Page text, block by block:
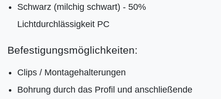
Schwarz (milchig schwart) - 50%
Lichtdurchlässigkeit PC
Befestigungsmöglichkeiten:
Clips / Montagehalterungen
Bohrung durch das Profil und anschließende